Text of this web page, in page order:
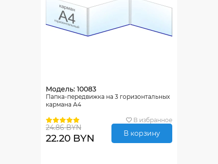
Модель: 10083
Папка-передвижка на 3 горизонтальных
кармана А4
В избранное
24.86 BYN
22.20 BYN В корзину